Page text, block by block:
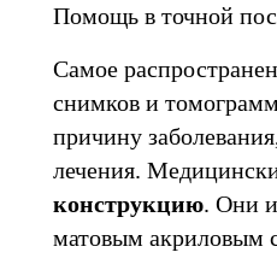
Помощь в точной
Самое
снимков и
причину
лечения.
конструкцию. Они
матовым акриловым